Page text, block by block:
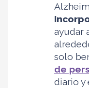
ayudar
solo
de
diario y